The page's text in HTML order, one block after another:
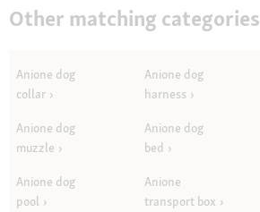
Other matching categories
Anione dog
collar
Anione dog
harness
Anione dog
muzzle
Anione dog
bed
Anione dog
pool
Anione
transport box